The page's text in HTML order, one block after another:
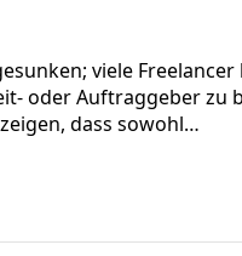
viele
oder Auftraggeber zu
dass sowohl…